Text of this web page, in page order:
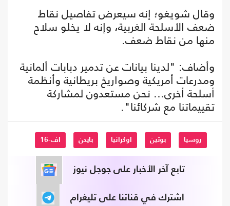
وقال شويغو؛ إنه سيعرض تفاصيل نقاط
ضعف الأسلحة الغربية، وإنه لا يخلو سلاح
منها من نقاط ضعف.
وأضاف: "لدينا بيانات عن تدمير دبابات ألمانية
ومدرعات أمريكية وصواريخ بريطانية وأنظمة
أسلحة أخرى... نحن مستعدون لمشاركة
تقييماتنا مع شركائنا".
روسيا بوتين اوكرانيا بايدن اف-16
تابع آخر الأخبار على جوجل نيوز
اشترك في قناتنا على تليغرام